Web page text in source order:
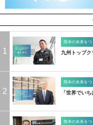
1
熊本の未来をつ
九州トップ
2
熊本の未来をつ
「世界でい
熊本の未来をつ